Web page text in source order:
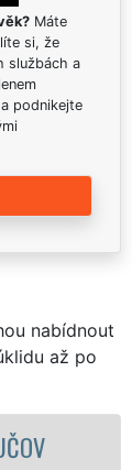
Máte
si, že
službách a
a podnikejte
nabídnout
až po